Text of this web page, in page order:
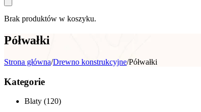
Brak produktów w koszyku.
Półwałki
Strona główna/Drewno konstrukcyjne/Półwałki
Kategorie
Blaty (120)